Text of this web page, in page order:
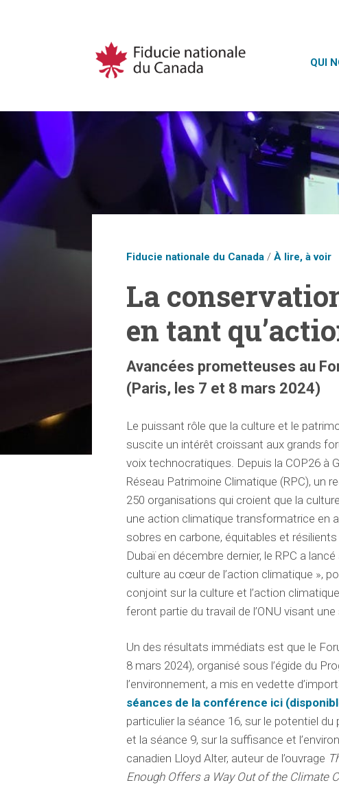
QUI
Fiducie nationale du Canada /À lire, à voir
La
en tant
Avancées prometteuses au
(Paris, les 7 et 8 mars 2024)
Le puissant rôle que la culture et le
suscite un intérêt croissant aux grands
voix technocratiques. Depuis la COP26 à
Réseau Patrimoine Climatique (RPC), un
250 organisations qui croient que la
une action climatique transformatrice en
sobres en carbone, équitables et
Dubaï en décembre dernier, le RPC a
culture au cœur de l’action climatique »,
conjoint sur la culture et l’action
feront partie du travail de l’ONU visant
Un des résultats immédiats est que le
8 mars 2024), organisé sous l’égide du
l’environnement, a mis en vedette
séances de la conférence ici
particulier la séance 16, sur le potentiel
et la séance 9, sur la suffisance et
canadien Lloyd Alter, auteur de l’ouvrage
Enough Offers a Way Out of the Climate